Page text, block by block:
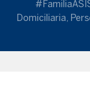
Domiciliaria,